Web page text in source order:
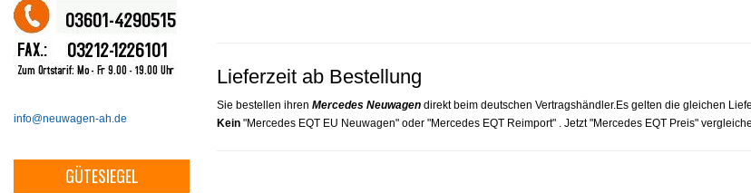
Lieferzeit ab Bestellung
Sie bestellen ihren Mercedes Neuwagen direkt beim deutschen Vertragshändler.Es gelten die gleichen
Kein "Mercedes EQT EU Neuwagen" oder "Mercedes EQT Reimport" . Jetzt "Mercedes EQT Preis"
info@neuwagen-ah.de
GÜTESIEGEL